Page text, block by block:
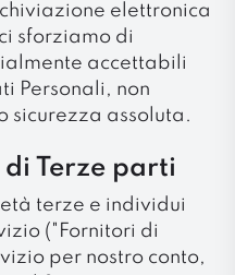
elettronica
sforziamo di
accettabili
Personali, non
sicurezza assoluta.
Terze parti
terze e individui
("Fornitori di
per nostro conto,